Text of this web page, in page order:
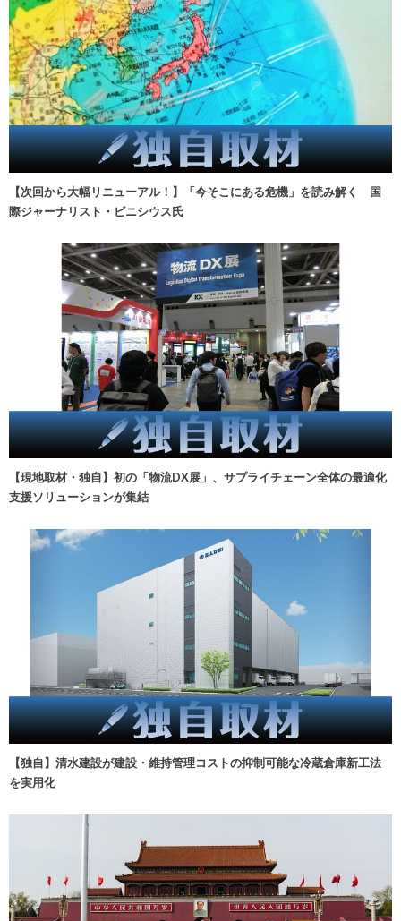
【次回から大幅リニューアル！】「今そこにある危機」を読み解く 国
際ジャーナリスト・ビニシウス氏
【現地取材・独自】初の「物流DX展」、サプライチェーン全体の最適化
支援ソリューションが集結
【独自】清水建設が建設・維持管理コストの抑制可能な冷蔵倉庫新工法
を実用化